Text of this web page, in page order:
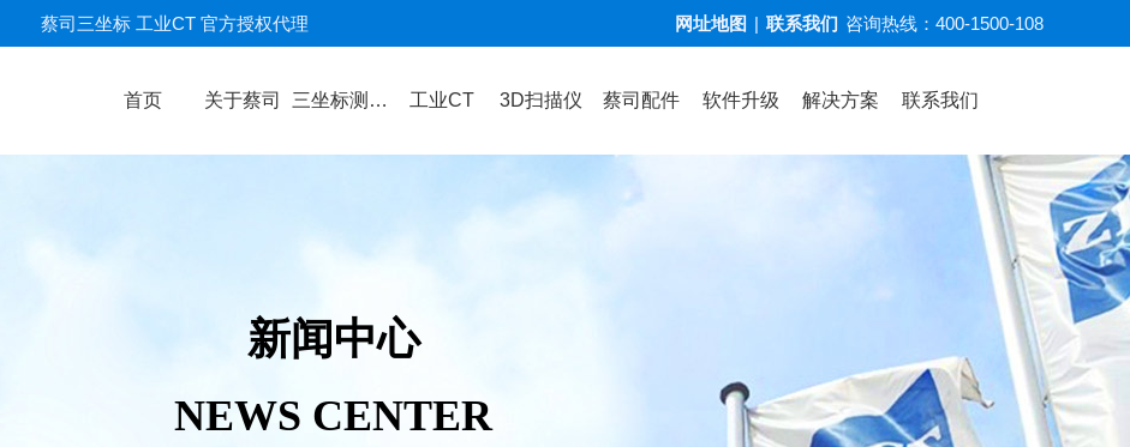
蔡司三坐标 工业CT 官方授权代理 网址地图 | 联系我们 咨询热线： 400-1500-108
首页 关于蔡司 三坐标测量机 工业CT 3D扫描仪 蔡司配件 软件升级 解决方案 联系我们
新闻中心
NEWS CENTER